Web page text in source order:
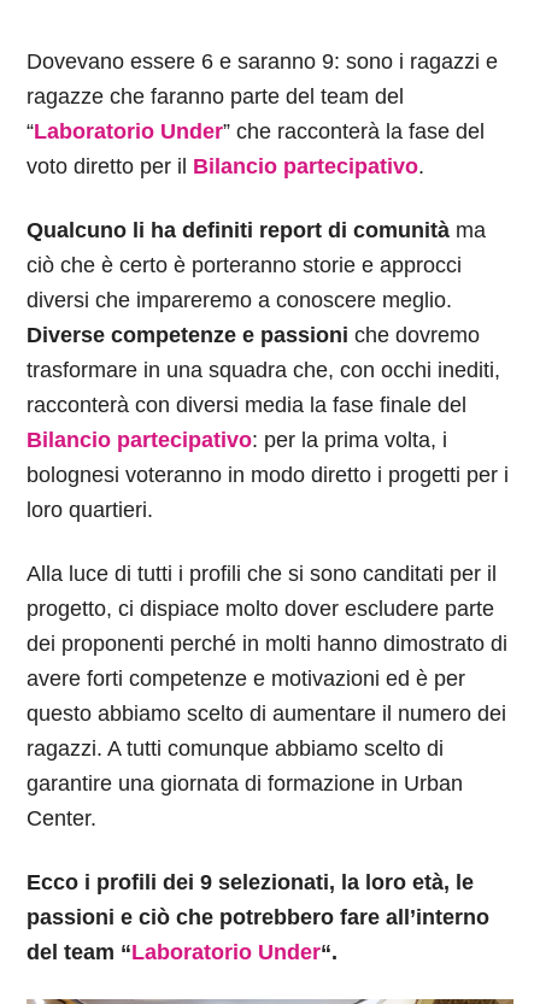
Dovevano essere 6 e saranno 9: sono i ragazzi e
ragazze che faranno parte del team del
“Laboratorio Under” che racconterà la fase del
voto diretto per il Bilancio partecipativo.
Qualcuno li ha definiti report di comunità ma
ciò che è certo è porteranno storie e approcci
diversi che impareremo a conoscere meglio.
Diverse competenze e passioni che dovremo
trasformare in una squadra che, con occhi inediti,
racconterà con diversi media la fase finale del
Bilancio partecipativo: per la prima volta, i
bolognesi voteranno in modo diretto i progetti per i
loro quartieri.
Alla luce di tutti i profili che si sono canditati per il
progetto, ci dispiace molto dover escludere parte
dei proponenti perché in molti hanno dimostrato di
avere forti competenze e motivazioni ed è per
questo abbiamo scelto di aumentare il numero dei
ragazzi. A tutti comunque abbiamo scelto di
garantire una giornata di formazione in Urban
Center.
Ecco i profili dei 9 selezionati, la loro età, le
passioni e ciò che potrebbero fare all’interno
del team “Laboratorio Under“.